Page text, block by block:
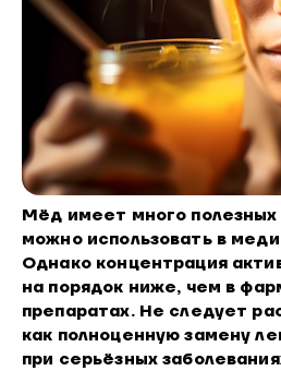
Мёд имеет много полезных
можно использовать в
Однако концентрация
на порядок ниже, чем в
препаратах. Не следует
как полноценную замену
при серьёзных